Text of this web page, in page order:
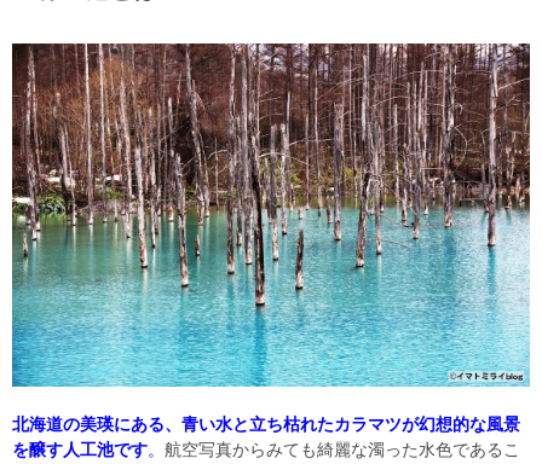
北海道の美瑛にある、青い水と立ち枯れたカラマツが幻想的な風景
を醸す人工池です。 航空写真からみても綺麗な濁った水色であるこ